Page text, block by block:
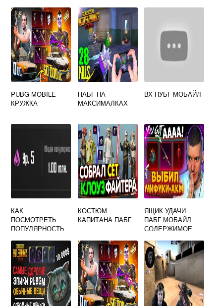
PUBG MOBILE
КРУЖКА
ПАБГ НА
МАКСИМАЛКАХ
ВХ ПУБГ МОБАЙЛ
КАК
ПОСМОТРЕТЬ
ПОПУЛЯРНОСТЬ
КОСТЮМ
КАПИТАНА ПАБГ
ЯЩИК УДАЧИ
ПАБГ МОБАЙЛ
СОДЕРЖИМОЕ